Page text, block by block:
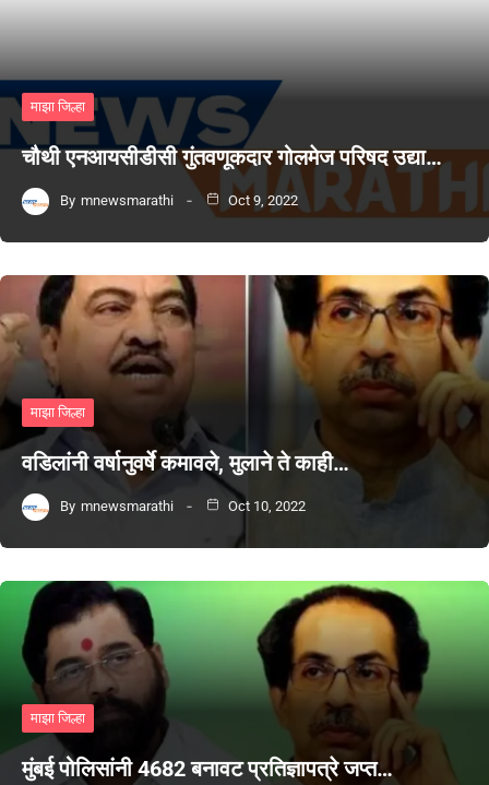
माझा जिल्हा
चौथी एनआयसीडीसी गुंतवणूकदार गोलमेज परिषद उद्या…
By mnewsmarathi Oct 9, 2022
माझा जिल्हा
वडिलांनी वर्षानुवर्षे कमावले, मुलाने ते काही…
By mnewsmarathi Oct 10, 2022
माझा जिल्हा
मुंबई पोलिसांनी 4682 बनावट प्रतिज्ञापत्रे जप्त…